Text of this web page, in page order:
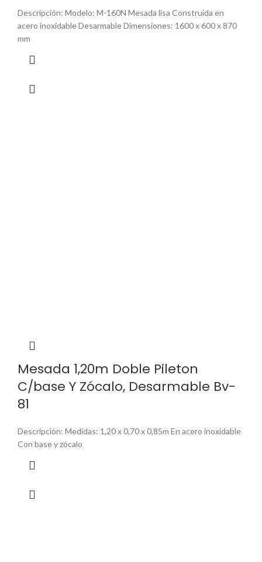
Descripción: Modelo: M-160N Mesada lisa Construida en
acero inoxidable Desarmable Dimensiones: 1600 x 600 x 870
mm
Mesada 1,20m Doble Pileton
C/base Y Zócalo, Desarmable Bv-
81
Descripción: Medidas: 1,20 x 0,70 x 0,85m En acero inoxidable
Con base y zócalo